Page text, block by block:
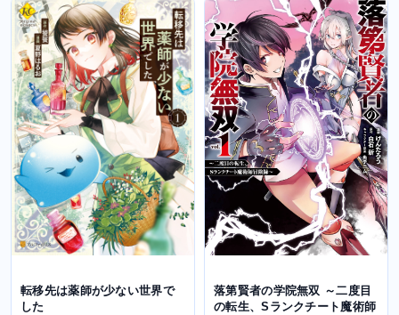
転移先は薬師が少ない世界で
した
落第賢者の学院無双 ～二度目
の転生、Sランクチート魔術師